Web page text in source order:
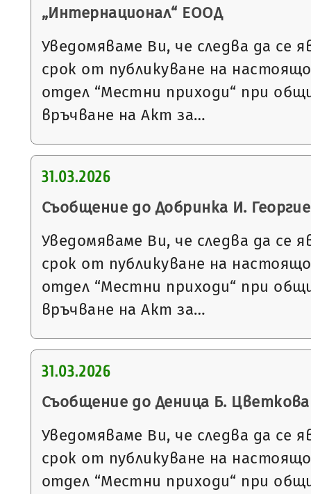
„Интернационал“ ЕООД
Уведомяваме Ви, че следва да се
срок от публикуване на
отдел “Местни приходи“ при
връчване на Акт за…
31.03.2026
Съобщение до Добринка И.
Уведомяваме Ви, че следва да се
срок от публикуване на
отдел “Местни приходи“ при
връчване на Акт за…
31.03.2026
Съобщение до Деница Б. Цветкова
Уведомяваме Ви, че следва да се
срок от публикуване на
отдел “Местни приходи“ при